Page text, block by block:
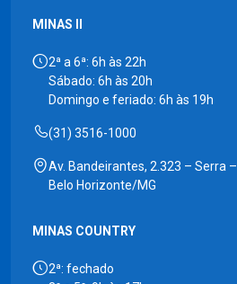
MINAS II
2ª a 6ª: 6h às 22h
Sábado: 6h às 20h
Domingo e feriado: 6h às 19h
(31) 3516-1000
Av. Bandeirantes, 2.323 – Serra –
Belo Horizonte/MG
MINAS COUNTRY
2ª: fechado